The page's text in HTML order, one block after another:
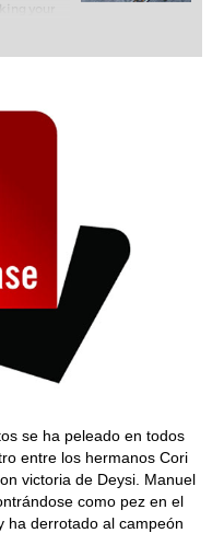
your
already
you can
with a
se ha peleado en todos
entre los hermanos Cori
victoria de Deysi. Manuel
como pez en el
ha derrotado al campeón